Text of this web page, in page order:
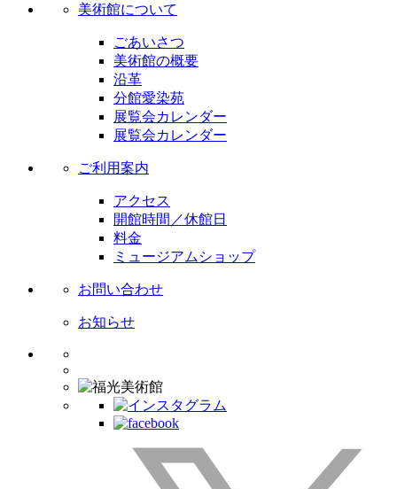
美術館について
ごあいさつ
美術館の概要
沿革
分館愛染苑
展覧会カレンダー
展覧会カレンダー
ご利用案内
アクセス
開館時間／休館日
料金
ミュージアムショップ
お問い合わせ
お知らせ